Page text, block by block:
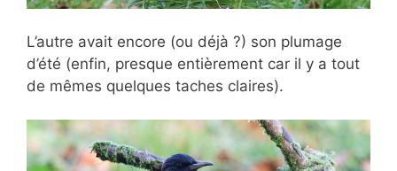
L’autre avait encore (ou déjà ?) son plumage
d’été (enfin, presque entièrement car il y a tout
de mêmes quelques taches claires).